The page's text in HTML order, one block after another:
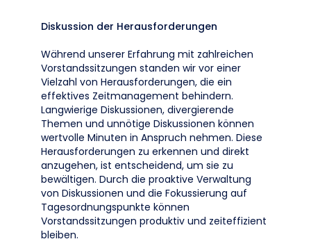
Diskussion der Herausforderungen
Während unserer Erfahrung mit zahlreichen
Vorstandssitzungen standen wir vor einer
Vielzahl von Herausforderungen, die ein
effektives Zeitmanagement behindern.
Langwierige Diskussionen, divergierende
Themen und unnötige Diskussionen können
wertvolle Minuten in Anspruch nehmen. Diese
Herausforderungen zu erkennen und direkt
anzugehen, ist entscheidend, um sie zu
bewältigen. Durch die proaktive Verwaltung
von Diskussionen und die Fokussierung auf
Tagesordnungspunkte können
Vorstandssitzungen produktiv und zeiteffizient
bleiben.